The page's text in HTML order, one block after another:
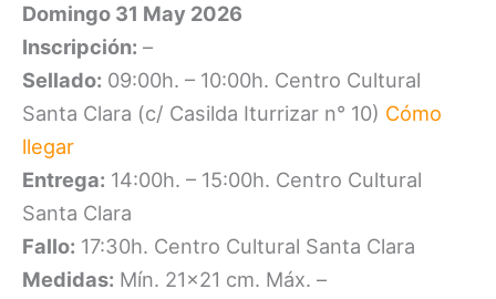
Domingo 31 May 2026
Inscripción: –
Sellado: 09:00h. – 10:00h. Centro Cultural
Santa Clara (c/ Casilda Iturrizar n° 10) Cómo
llegar
Entrega: 14:00h. – 15:00h. Centro Cultural
Santa Clara
Fallo: 17:30h. Centro Cultural Santa Clara
Medidas: Mín. 21×21 cm. Máx. –